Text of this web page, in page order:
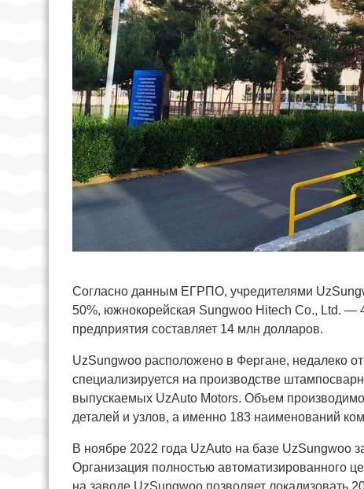
Согласно данным ЕГРПО, учредителями
50%, южнокорейская Sungwoo Hitech Co., Ltd.
предприятия составляет 14 млн долларов.
UzSungwoo расположено в Фергане, недалеко
специализируется на производстве
выпускаемых UzAuto Motors. Объем
деталей и узлов, а именно 183 наименований
В ноябре 2022 года UzAuto на базе UzSungwoo
Организация полностью автоматизированного